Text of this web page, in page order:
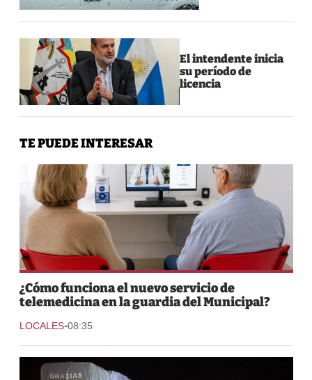
El intendente inicia
su período de
licencia
TE PUEDE INTERESAR
¿Cómo funciona el nuevo servicio de
telemedicina en la guardia del Municipal?
LOCALES-08:35